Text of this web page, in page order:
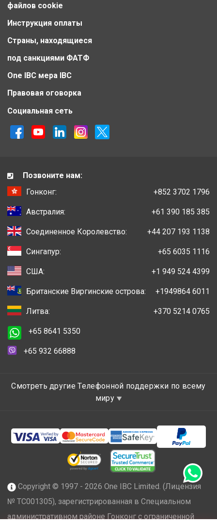
файлов cookie
Инструкция оплаты
Страны, находящиеся
под санкциями ФАТФ
One IBC мера IBC
Правовая оговорка
Социальная сеть
Позвоните нам:
Гонконг:
+852 3702 1796
Австралия: +61 390 185 385
Соединенное Королевство: +44 207 193 1138
Сингапур: +65 6035 1116
США: +1 949 524 4399
Британские Виргинские острова: +1949864 6011
Литва: +370 5214 0765
+65 8641 5350
+65 932 66888
Смотреть другие Телефонной поддержки по всему
миру
Copyright © 1997 - 2026 One IBC Limited. (Лицензия
№ TC001305), зарегистрированная в Специальном
административном районе Гонконг с ограниченной